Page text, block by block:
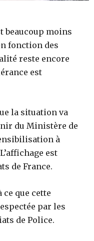
beaucoup moins
fonction des
reste encore
est
la situation va
du Ministère de
à
est
de France.
que cette
par les
de Police.